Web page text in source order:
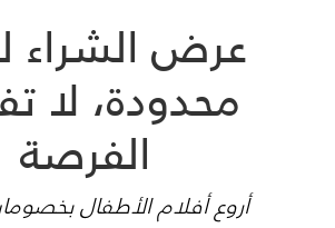
عرض الشراء
محدودة، لا
الفرصة
أروع أفلام الأطفال